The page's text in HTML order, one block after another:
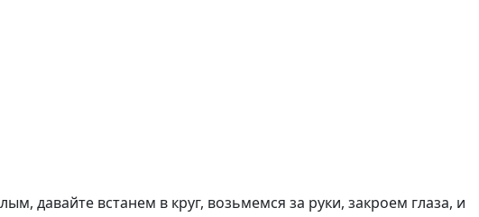
давайте встанем в круг, возьмемся за руки, закроем глаза, и